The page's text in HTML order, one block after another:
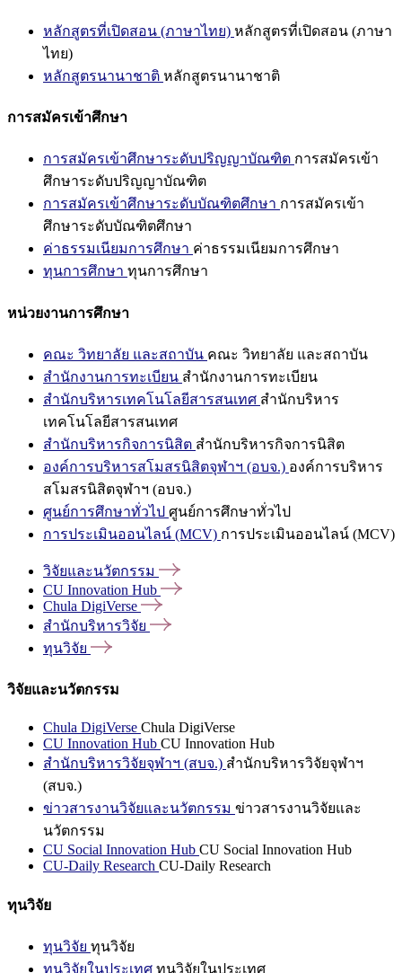
หลักสูตรที่เปิดสอน (ภาษาไทย) หลักสูตรที่เปิดสอน (ภาษา
ไทย)
หลักสูตรนานาชาติ หลักสูตรนานาชาติ
การสมัครเข้าศึกษา
การสมัครเข้าศึกษาระดับปริญญาบัณฑิต การสมัครเข้า
ศึกษาระดับปริญญาบัณฑิต
การสมัครเข้าศึกษาระดับบัณฑิตศึกษา การสมัครเข้า
ศึกษาระดับบัณฑิตศึกษา
ค่าธรรมเนียมการศึกษา ค่าธรรมเนียมการศึกษา
ทุนการศึกษา ทุนการศึกษา
หน่วยงานการศึกษา
คณะ วิทยาลัย และสถาบัน คณะ วิทยาลัย และสถาบัน
สำนักงานการทะเบียน สำนักงานการทะเบียน
สำนักบริหารเทคโนโลยีสารสนเทศ สำนักบริหาร
เทคโนโลยีสารสนเทศ
สำนักบริหารกิจการนิสิต สำนักบริหารกิจการนิสิต
องค์การบริหารสโมสรนิสิตจุฬาฯ (อบจ.) องค์การบริหาร
สโมสรนิสิตจุฬาฯ (อบจ.)
ศูนย์การศึกษาทั่วไป ศูนย์การศึกษาทั่วไป
การประเมินออนไลน์ (MCV) การประเมินออนไลน์ (MCV)
วิจัยและนวัตกรรม
CU Innovation Hub
Chula DigiVerse
สำนักบริหารวิจัย
ทุนวิจัย
วิจัยและนวัตกรรม
Chula DigiVerse Chula DigiVerse
CU Innovation Hub CU Innovation Hub
สำนักบริหารวิจัยจุฬาฯ (สบจ.) สำนักบริหารวิจัยจุฬาฯ
(สบจ.)
ข่าวสารงานวิจัยและนวัตกรรม ข่าวสารงานวิจัยและ
นวัตกรรม
CU Social Innovation Hub CU Social Innovation Hub
CU-Daily Research CU-Daily Research
ทุนวิจัย
ทุนวิจัย ทุนวิจัย
ทุนวิจัยในประเทศ ทุนวิจัยในประเทศ